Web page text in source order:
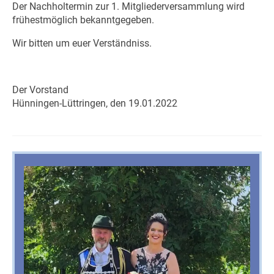
Der Nachholtermin zur 1. Mitgliederversammlung wird
frühestmöglich bekanntgegeben.
Wir bitten um euer Verständniss.
Der Vorstand
Hünningen-Lüttringen, den 19.01.2022